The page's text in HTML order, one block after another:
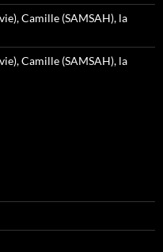
Camille (SAMSAH), la
Camille (SAMSAH), la